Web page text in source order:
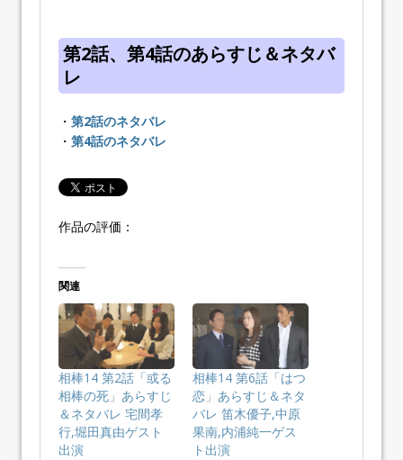
第2話、第4話のあらすじ＆ネタバ
レ
・ 第2話のネタバレ
・ 第4話のネタバレ
作品の評価：
関連
相棒14 第2話「或る
相棒の死」あらすじ
＆ネタバレ 宅間孝
行,堀田真由ゲスト
出演
相棒14 第6話「はつ
恋」あらすじ＆ネタ
バレ 笛木優子,中原
果南,内浦純一ゲス
ト出演